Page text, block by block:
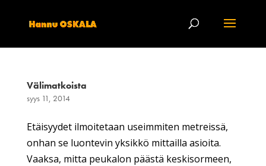
Välimatkoista
syys 11, 2014
Etäisyydet ilmoitetaan useimmiten metreissä,
onhan se luontevin yksikkö mittailla asioita.
Vaaksa, mitta peukalon päästä keskisormeen,